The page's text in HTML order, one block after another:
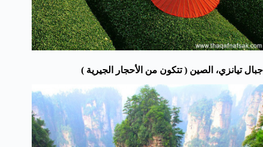
جبال تيانزي، الصين ( تتكون من الأحجار الجيرية )